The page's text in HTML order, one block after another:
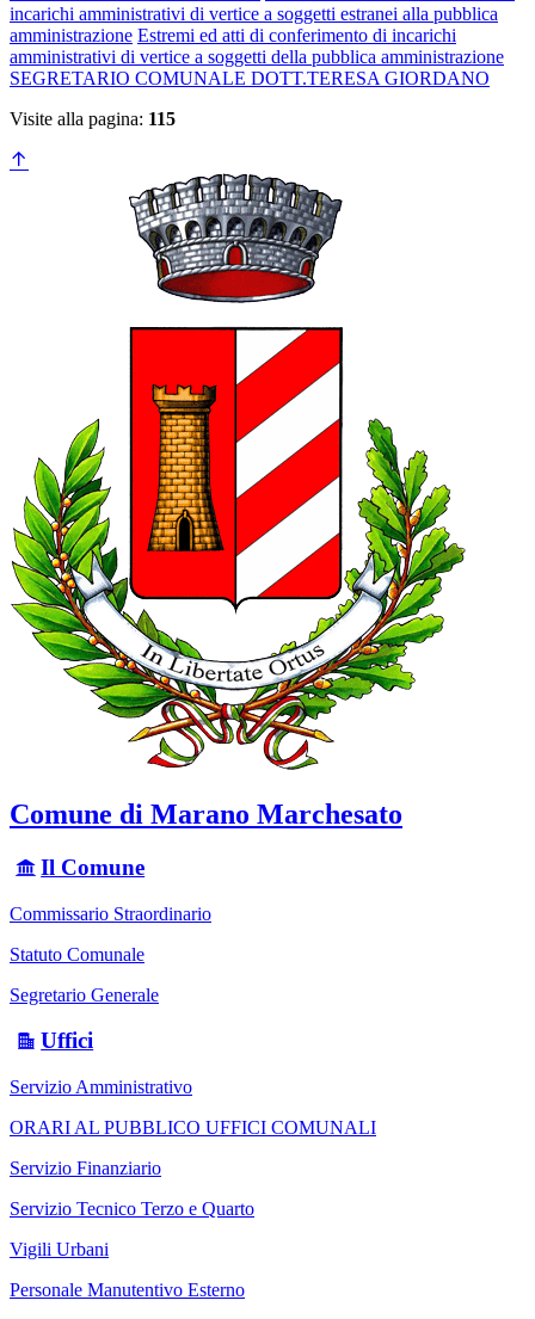
incarichi amministrativi di vertice a soggetti estranei alla pubblica
amministrazione Estremi ed atti di conferimento di incarichi
amministrativi di vertice a soggetti della pubblica amministrazione
SEGRETARIO COMUNALE DOTT.TERESA GIORDANO
Visite alla pagina: 115
Comune di Marano Marchesato
Il Comune
Commissario Straordinario
Statuto Comunale
Segretario Generale
Uffici
Servizio Amministrativo
ORARI AL PUBBLICO UFFICI COMUNALI
Servizio Finanziario
Servizio Tecnico Terzo e Quarto
Vigili Urbani
Personale Manutentivo Esterno